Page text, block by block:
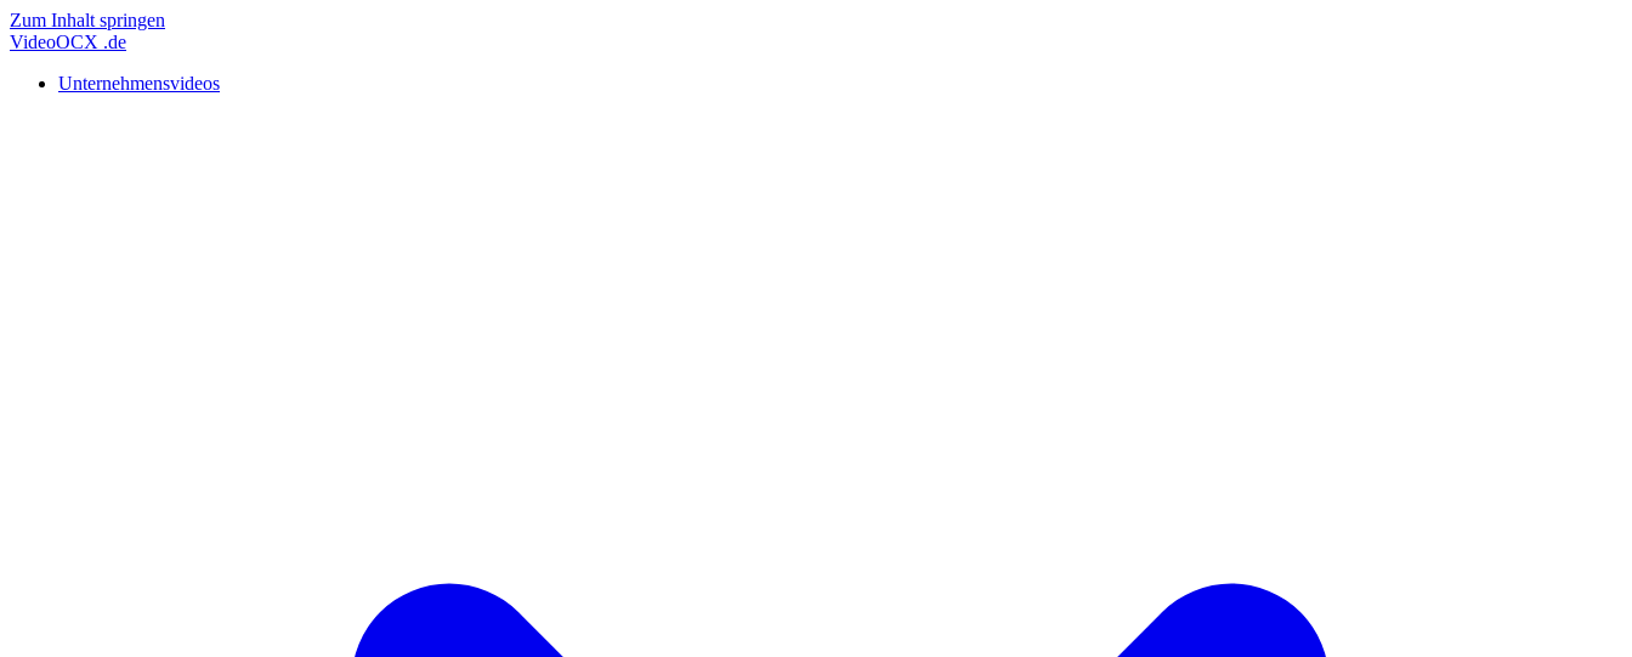
Zum Inhalt springen
VideoOCX .de
Unternehmensvideos